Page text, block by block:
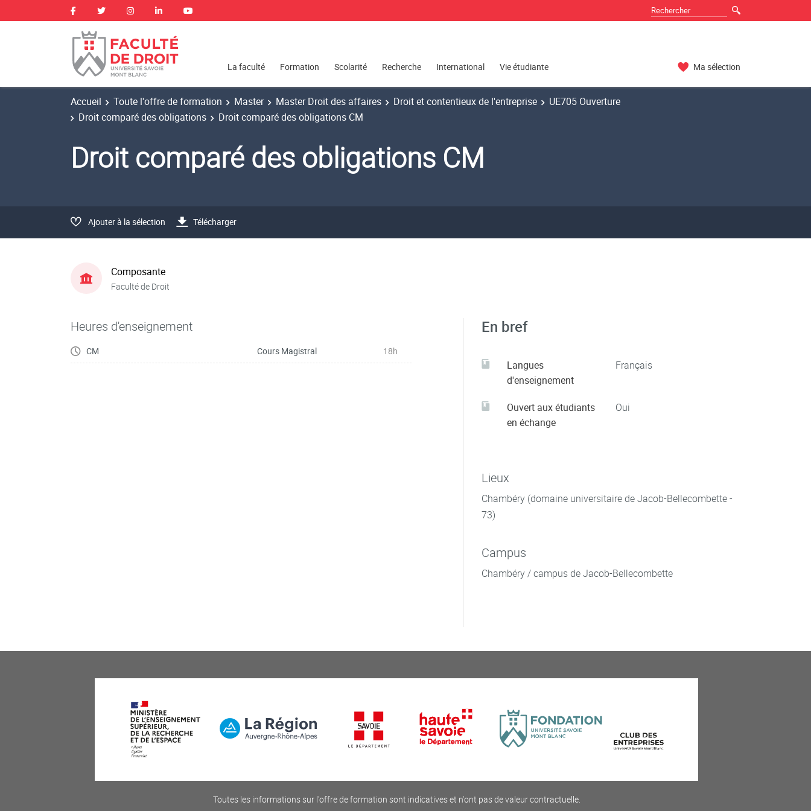
La faculté Formation Scolarité Recherche International Vie étudiante Ma sélection
Accueil Toute l'offre de formation Master Master Droit des affaires Droit et contentieux de l'entreprise
UE705 Ouverture
Droit comparé des obligations
Droit comparé des obligations CM
Droit comparé des obligations CM
Ajouter à la sélection Télécharger
Composante
Faculté de Droit
Heures d'enseignement
CM Cours Magistral 18h
En bref
Langues
d'enseignement
Français
Ouvert aux étudiants
en échange
Oui
Lieux
Chambéry (domaine universitaire de Jacob-Bellecombette -
73)
Campus
Chambéry / campus de Jacob-Bellecombette
Toutes les informations sur l'offre de formation sont indicatives et n'ont pas de valeur contractuelle.